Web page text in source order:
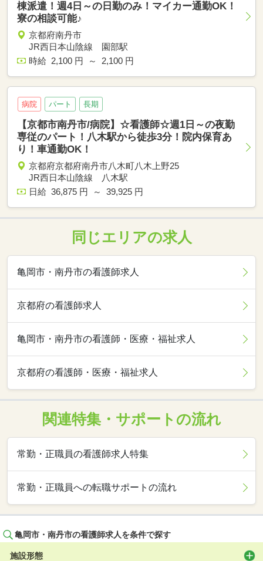
棟派遣！週4日～の日勤のみ！マイカー通勤OK！
寮の相談可能♪
京都府南丹市
JR西日本山陰線 園部駅
時給 2,100 円 ～ 2,100 円
病院 パート 長期
【京都市南丹市/病院】☆看護師☆週1日～の夜勤
専従のパート！八木駅から徒歩3分！院内保育あ
り！車通勤OK！
京都府京都府南丹市八木町八木上野25
JR西日本山陰線 八木駅
日給 36,875 円 ～ 39,925 円
同じエリアの求人
亀岡市・南丹市の看護師求人
京都府の看護師求人
亀岡市・南丹市の看護師・医療・福祉求人
京都府の看護師・医療・福祉求人
関連特集・サポートの流れ
常勤・正職員の看護師求人特集
常勤・正職員への転職サポートの流れ
亀岡市・南丹市の看護師求人を条件で探す
施設形態